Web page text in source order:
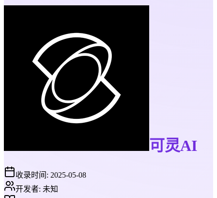
可灵AI
收录时间: 2025-05-08
开发者: 未知